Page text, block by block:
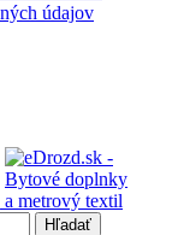
údajov
Hľadať